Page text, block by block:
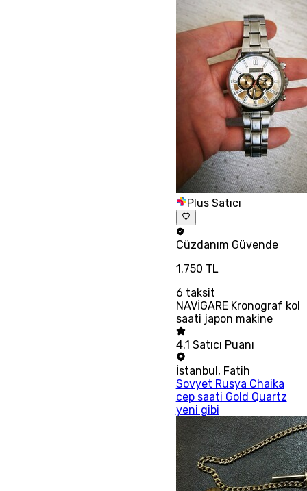
Plus Satıcı
Cüzdanım Güvende
1.750 TL
6 taksit
NAVİGARE Kronograf kol
saati japon makine
4.1 Satıcı Puanı
İstanbul, Fatih
Sovyet Rusya Chaika
cep saati Gold Quartz
yeni gibi